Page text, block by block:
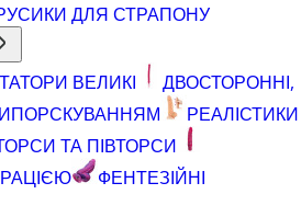
ДЛЯ СТРАПОНУ
ВЕЛИКІ
ДВОСТОРОННІ,
РЕАЛІСТИКИ
ТА ПІВТОРСИ
ФЕНТЕЗІЙНІ